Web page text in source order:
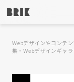
Webデザインやコンテ
集・Webデザインギャ